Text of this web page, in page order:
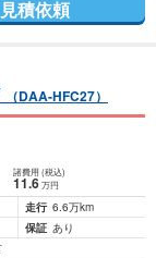
積依頼
（DAA-HFC27）
諸費用 (税込)
11.6 万円
走行 6.6万km
保証 あり